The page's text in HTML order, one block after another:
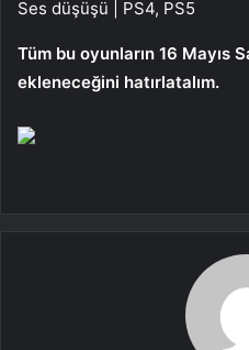
Ses düşüşü | PS4, PS5
Tüm bu oyunların 16 Mayıs
ekleneceğini hatırlatalım.